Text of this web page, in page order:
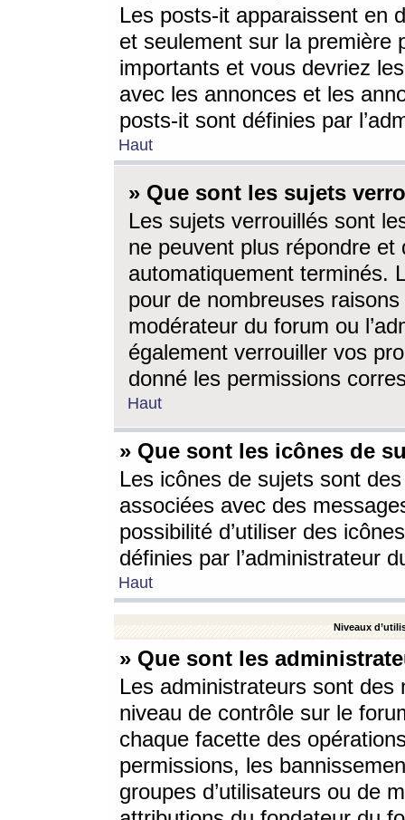
Les posts-it apparaissent en
et seulement sur la première
importants et vous devriez
avec les annonces et les
posts-it sont définies par
Haut
» Que sont les sujets
Les sujets verrouillés sont
ne peuvent plus répondre
automatiquement terminés.
pour de nombreuses
modérateur du forum ou
également verrouiller vos
donné les permissions
Haut
» Que sont les icônes de
Les icônes de sujets sont
associées avec des
possibilité d’utiliser des
définies par l’administrateur
Haut
Niveaux
» Que sont les
Les administrateurs sont
niveau de contrôle sur le
chaque facette des
permissions, les
groupes d’utilisateurs ou de